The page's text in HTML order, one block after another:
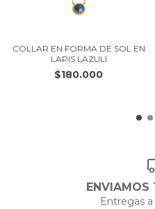
COLLAR EN FORMA DE SOL EN
LAPIS LAZULI
$180.000
ENVIAMOS
Entregas